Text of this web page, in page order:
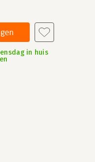
in huis